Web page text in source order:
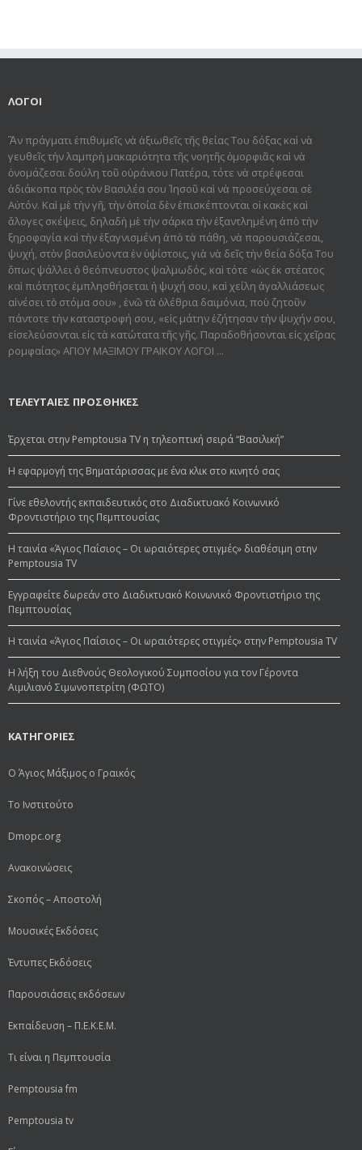
ΛΟΓΟΙ
Ἂν πράγματι ἐπιθυμεῖς νὰ ἀξιωθεῖς τῆς θείας Του δόξας καὶ νὰ
γευθεῖς τὴν λαμπρὴ μακαριότητα τῆς νοητῆς ὀμορφιᾶς καὶ νὰ
ὀνομάζεσαι δούλη τοῦ οὐράνιου Πατέρα, τότε νὰ στρέφεσαι
ἀδιάκοπα πρὸς τὸν Βασιλέα σου Ἰησοῦ καὶ νὰ προσεύχεσαι σὲ
Αὐτόν. Καὶ μὲ τὴν γῆ, τὴν ὁποία δὲν ἐπισκέπτονται οἱ κακὲς καὶ
ἄλογες σκέψεις, δηλαδὴ μὲ τὴν σάρκα τὴν ἐξαντλημένη ἀπὸ τὴν
ξηροφαγία καὶ τὴν ἐξαγνισμένη ἀπὸ τὰ πάθη, νὰ παρουσιάζεσαι,
ψυχή, στὸν βασιλεύοντα ἐν ὑψίστοις, γιὰ νὰ δεῖς τὴν θεία δόξα Του
ὅπως ψάλλει ὁ θεόπνευστος ψαλμωδός, καὶ τότε «ὡς ἐκ στέατος
καὶ πιότητος ἐμπλησθήσεται ἡ ψυχή σου, καὶ χείλη ἀγαλλιάσεως
αἰνέσει τὸ στόμα σου» , ἐνῶ τὰ ὀλέθρια δαιμόνια, ποὺ ζητοῦν
πάντοτε τὴν καταστροφή σου, «εἰς μάτην ἐζήτησαν τὴν ψυχήν σου,
εἰσελεύσονται εἰς τὰ κατώτατα τῆς γῆς. Παραδοθήσον­ται εἰς χεῖρας
ρομφαίας» ΑΓΙΟΥ ΜΑΞΙΜΟΥ ΓΡΑΙΚΟΥ ΛΟΓΟΙ ...
ΤΕΛΕΥΤΑΙΕΣ ΠΡΟΣΘΗΚΕΣ
Έρχεται στην Pemptousia TV η τηλεοπτική σειρά “Βασιλική”
Η εφαρμογή της Βηματάρισσας με ένα κλικ στο κινητό σας
Γίνε εθελοντής εκπαιδευτικός στο Διαδικτυακό Κοινωνικό
Φροντιστήριο της Πεμπτουσίας
Η ταινία «Άγιος Παΐσιος – Οι ωραιότερες στιγμές» διαθέσιμη στην
Pemptousia TV
Εγγραφείτε δωρεάν στο Διαδικτυακό Κοινωνικό Φροντιστήριο της
Πεμπτουσίας
Η ταινία «Άγιος Παΐσιος – Οι ωραιότερες στιγμές» στην Pemptousia TV
Η λήξη του Διεθνούς Θεολογικού Συμποσίου για τον Γέροντα
Αιμιλιανό Σιμωνοπετρίτη (ΦΩΤΟ)
ΚΑΤΗΓΟΡΙΕΣ
Ο Άγιος Μάξιμος ο Γραικός
Το Ινστιτούτο
Dmopc.org
Ανακοινώσεις
Σκοπός – Αποστολή
Μουσικές Εκδόσεις
Έντυπες Εκδόσεις
Παρουσιάσεις εκδόσεων
Εκπαίδευση – Π.Ε.Κ.Ε.Μ.
Τι είναι η Πεμπτουσία
Pemptousia fm
Pemptousia tv